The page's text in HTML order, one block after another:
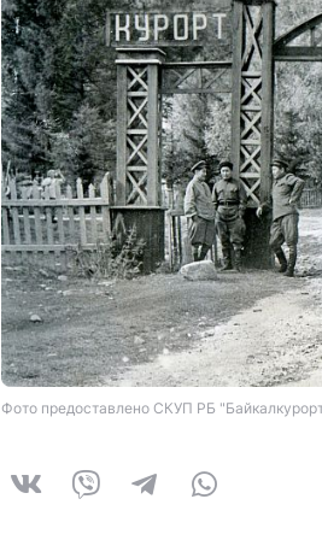
Фото предоставлено СКУП РБ